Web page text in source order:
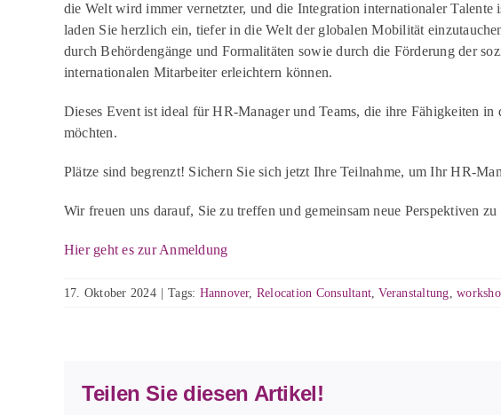
die Welt wird immer vernetzter, und die Integration internationaler
laden Sie herzlich ein, tiefer in die Welt der globalen Mobilität
durch Behördengänge und Formalitäten sowie durch die Förderung der
internationalen Mitarbeiter erleichtern können.
Dieses Event ist ideal für HR-Manager und Teams, die ihre Fähigkeiten
möchten.
Plätze sind begrenzt! Sichern Sie sich jetzt Ihre Teilnahme, um Ihr HR-
Wir freuen uns darauf, Sie zu treffen und gemeinsam neue Perspektiven zu
Hier geht es zur Anmeldung
17. Oktober 2024 Tags: Hannover, Relocation Consultant,Veranstaltung,
Teilen Sie diesen Artikel!